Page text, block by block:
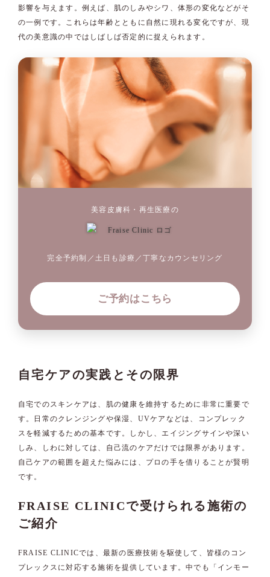
影響を与えます。例えば、肌のしみやシワ、体形の変化などがそ
の一例です。これらは年齢とともに自然に現れる変化ですが、現
代の美意識の中ではしばしば否定的に捉えられます。
美容皮膚科・再生医療の
完全予約制／土日も診療／丁寧なカウンセリング
ご予約はこちら
自宅ケアの実践とその限界
自宅でのスキンケアは、肌の健康を維持するために非常に重要で
す。日常のクレンジングや保湿、UVケアなどは、コンプレック
スを軽減するための基本です。しかし、エイジングサインや深い
しみ、しわに対しては、自己流のケアだけでは限界があります。
自己ケアの範囲を超えた悩みには、プロの手を借りることが賢明
です。
FRAISE CLINICで受けられる施術の
ご紹介
FRAISE CLINICでは、最新の医療技術を駆使して、皆様のコン
プレックスに対応する施術を提供しています。中でも「インモー